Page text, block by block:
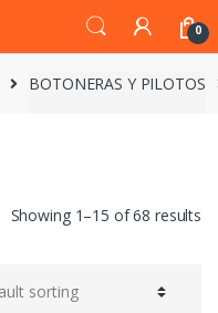
0
BOTONERAS Y PILOTOS
Showing 1–15 of 68 results